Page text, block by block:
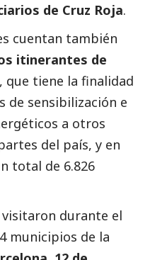
de Cruz Roja.
cuentan también
itinerantes de
, que tiene la finalidad
de sensibilización e
a otros
del país, y en
total de 6.826
durante el
municipios de la